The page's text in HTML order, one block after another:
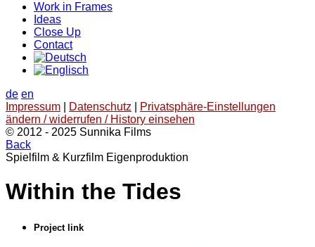
Work in Frames
Ideas
Close Up
Contact
de en
Impressum
Datenschutz
Privatsphäre-Einstellungen
ändern / widerrufen / History einsehen
© 2012 - 2025 Sunnika Films
Back
Spielfilm & Kurzfilm Eigenproduktion
Within the Tides
Project link